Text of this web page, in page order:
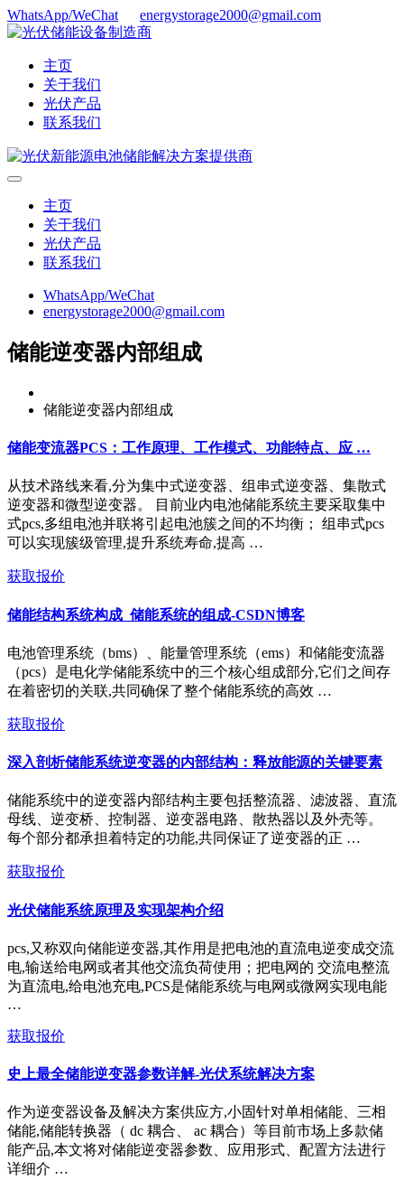
WhatsApp/WeChat energystorage2000@gmail.com
主页
关于我们
光伏产品
联系我们
主页
关于我们
光伏产品
联系我们
WhatsApp/WeChat
energystorage2000@gmail.com
储能逆变器内部组成
储能逆变器内部组成
储能变流器PCS：工作原理、工作模式、功能特点、应 …
从技术路线来看,分为集中式逆变器、组串式逆变器、集散式
逆变器和微型逆变器。 目前业内电池储能系统主要采取集中
式pcs,多组电池并联将引起电池簇之间的不均衡； 组串式pcs
可以实现簇级管理,提升系统寿命,提高 …
获取报价
储能结构系统构成_储能系统的组成-CSDN博客
电池管理系统（bms）、能量管理系统（ems）和储能变流器
（pcs）是电化学储能系统中的三个核心组成部分,它们之间存
在着密切的关联,共同确保了整个储能系统的高效 …
获取报价
深入剖析储能系统逆变器的内部结构：释放能源的关键要素
储能系统中的逆变器内部结构主要包括整流器、滤波器、直流
母线、逆变桥、控制器、逆变器电路、散热器以及外壳等。
每个部分都承担着特定的功能,共同保证了逆变器的正 …
获取报价
光伏储能系统原理及实现架构介绍
pcs,又称双向储能逆变器,其作用是把电池的直流电逆变成交流
电,输送给电网或者其他交流负荷使用；把电网的 交流电整流
为直流电,给电池充电,PCS是储能系统与电网或微网实现电能
…
获取报价
史上最全储能逆变器参数详解-光伏系统解决方案
作为逆变器设备及解决方案供应方,小固针对单相储能、三相
储能,储能转换器（ dc 耦合、 ac 耦合）等目前市场上多款储
能产品,本文将对储能逆变器参数、应用形式、配置方法进行
详细介 …